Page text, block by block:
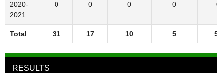
2020-
2021
0 0 0 0 0
Total 31 17 10 5 55
RESULTS